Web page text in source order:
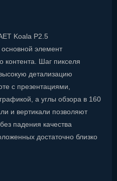
Koala P2.5
элемент
контента. Шаг пикселя
детализацию
с презентациями,
а углы обзора в 160
и вертикали позволяют
падения качества
достаточно близко